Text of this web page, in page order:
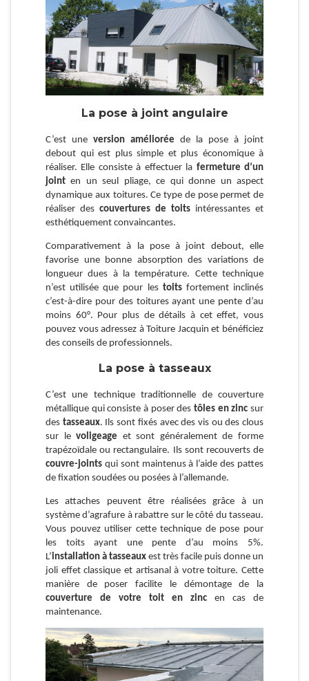
La pose à joint angulaire
C’est une version améliorée de la pose à joint
debout qui est plus simple et plus économique à
réaliser. Elle consiste à effectuer la fermeture d’un
joint en un seul pliage, ce qui donne un aspect
dynamique aux toitures. Ce type de pose permet de
réaliser des couvertures de toits intéressantes et
esthétiquement convaincantes.
Comparativement à la pose à joint debout, elle
favorise une bonne absorption des variations de
longueur dues à la température. Cette technique
n’est utilisée que pour les toitsfortement inclinés
c’est-à-dire pour des toitures ayant une pente d’au
moins 60°. Pour plus de détails à cet effet, vous
pouvez vous adressez à Toiture Jacquin et bénéficiez
des conseils de professionnels.
La pose à tasseaux
C’est une technique traditionnelle de couverture
métallique qui consiste à poser des tôles en zinc sur
des tasseaux. Ils sont fixés avec des vis ou des clous
sur levoligeage et sont généralement de forme
trapézoïdale ou rectangulaire. Ils sont recouverts de
couvre-joints qui sont maintenus à l’aide des pattes
de fixation soudées ou posées à l’allemande.
Les attaches peuvent être réalisées grâce à un
système d’agrafure à rabattre sur le côté du tasseau.
Vous pouvez utiliser cette technique de pose pour
les toits ayant une pente d’au moins 5%.
L’installation à tasseaux est très facile puis donne un
joli effet classique et artisanal à votre toiture. Cette
manière de poser facilite le démontage de la
couverture de votre toit en zinc en cas de
maintenance.